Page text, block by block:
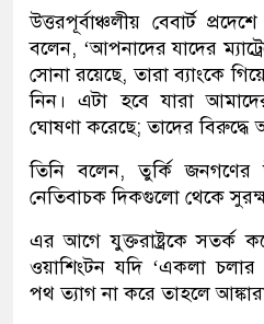
উত্তরপূর্বাঞ্চলীয় বেবার্ট
বলেন, ‘আপনাদের যাদের
সোনা রয়েছে, তারা ব্যাংকে
নিন। এটা হবে যারা
ঘোষণা করেছে; তাদের বিরুদ্ধে
তিনি বলেন, তুর্কি জনগণের
নেতিবাচক দিকগুলো থেকে
এর আগে যুক্তরাষ্ট্রকে সতর্ক
ওয়াশিংটন যদি ‘একলা চলার
পথ ত্যাগ না করে তাহলে